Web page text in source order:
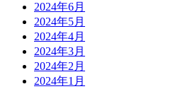
2024年6月
2024年5月
2024年4月
2024年3月
2024年2月
2024年1月